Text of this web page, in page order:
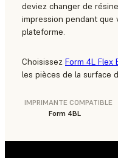
deviez changer de
impression pendant que
plateforme.
Choisissez Form 4L Flex
les pièces de la surface
IMPRIMANTE COMPATIBLE
Form 4BL